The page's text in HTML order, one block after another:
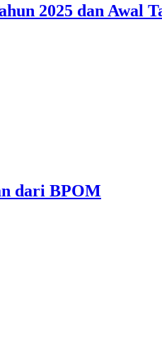
2025 dan Awal
dari BPOM